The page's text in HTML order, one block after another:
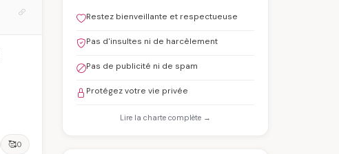
🥰0
Restez bienveillante et respectueuse
Pas d'insultes ni de harcèlement
Pas de publicité ni de spam
Protégez votre vie privée
Lire la charte complète →